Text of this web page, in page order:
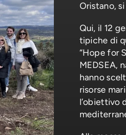
Oristano,
Qui, il 12
tipiche di
“Hope for
MEDSEA,
hanno
risorse
l’obiettivo